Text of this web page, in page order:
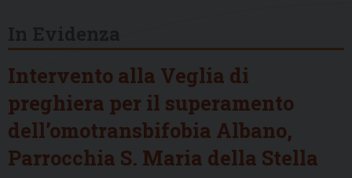
Intervento alla Veglia di
preghiera per il superamento
dell’omotransbifobia Albano,
Parrocchia S. Maria della Stella